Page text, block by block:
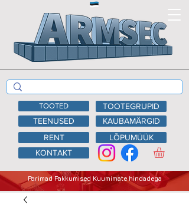
TEENUSED
KAUBAMÄRGID
RENT
LÕPUMÜÜK
KONTAKT
Parimad Pakkumised Kuumimate hindadega
TOOTED TOOTEGRUPID